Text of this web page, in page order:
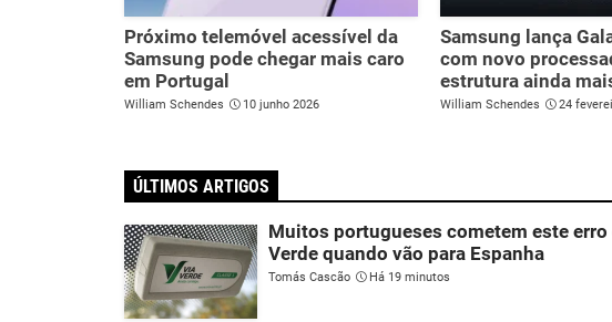
Próximo telemóvel acessível da
Samsung pode chegar mais caro
em Portugal
William Schendes 10 junho 2026
Samsung lança
com novo
estrutura ainda
William Schendes 24
ÚLTIMOS ARTIGOS
Muitos portugueses cometem este erro
Verde quando vão para Espanha
Tomás Cascão Há 19 minutos